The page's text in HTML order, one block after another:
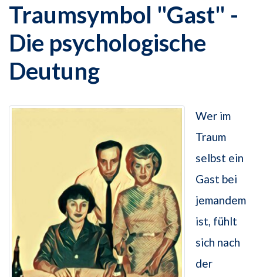
Traumsymbol "Gast" -
Die psychologische
Deutung
Wer im
Traum
selbst ein
Gast bei
jemandem
ist, fühlt
sich nach
der